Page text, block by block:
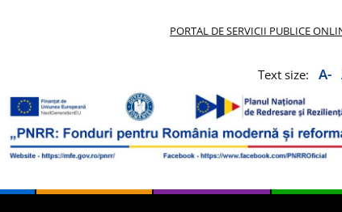
PORTAL DE SERVICII PUBLICE
Text size: A-